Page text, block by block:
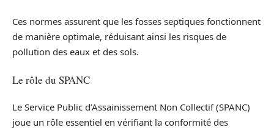
Ces normes assurent que les fosses septiques fonctionnent
de manière optimale, réduisant ainsi les risques de
pollution des eaux et des sols.
Le rôle du SPANC
Le Service Public d’Assainissement Non Collectif (SPANC)
joue un rôle essentiel en vérifiant la conformité des